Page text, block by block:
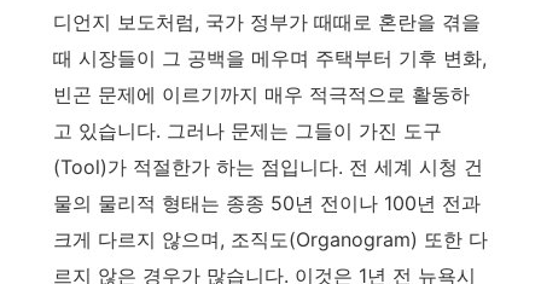
디언지 보도처럼, 국가 정부가 때때로 혼란을 겪을
때 시장들이 그 공백을 메우며 주택부터 기후 변화,
빈곤 문제에 이르기까지 매우 적극적으로 활동하
고 있습니다. 그러나 문제는 그들이 가진 도구
(Tool)가 적절한가 하는 점입니다. 전 세계 시청 건
물의 물리적 형태는 종종 50년 전이나 100년 전과
크게 다르지 않으며, 조직도(Organogram) 또한 다
르지 않은 경우가 많습니다. 이것은 1년 전 뉴욕시